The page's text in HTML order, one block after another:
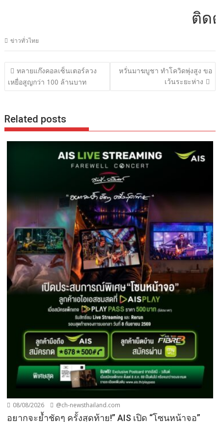
ติดต่อ
ข่าวทั่วไทย
แนะแนว
เรื่อง
ทลายแก๊งคอลเซ็นเตอร์ลวง
เหยื่อสูญกว่า 100 ล้านบาท
หวั่นมาฆบูชา ทำโควิดพุ่งสูง ขอ
เว้นระยะห่าง
Related posts
08/08/2026 @ch-newsthailand.com
อยากจะย้ำชัดๆ ครั้งสุดท้าย!” AIS เปิด “โซนหน้าจอ”